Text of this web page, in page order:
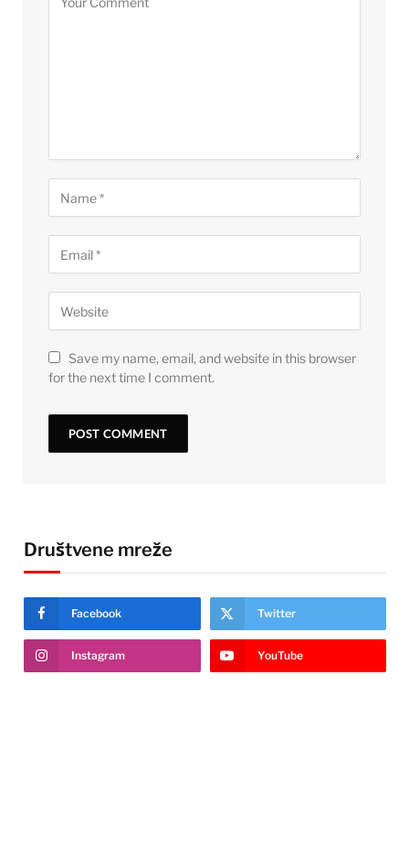
Save my name, email, and website in this browser
for the next time I comment.
Društvene mreže
Facebook Twitter
Instagram YouTube